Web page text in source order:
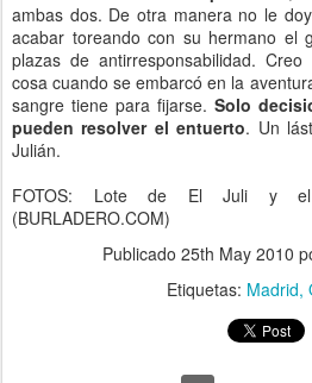
ambas dos. De otra manera no le
acabar toreando con su hermano el
plazas de antirresponsabilidad.
cosa cuando se embarcó en la
sangre tiene para fijarse. Solo
pueden resolver el entuerto. Un
Julián.
FOTOS: Lote de El Juli y el
(BURLADERO.COM)
Publicado 25th May 2010
Etiquetas: Madrid